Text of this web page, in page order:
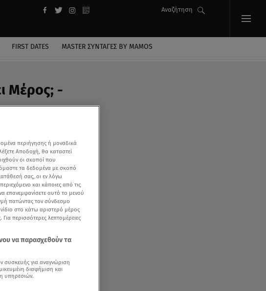
Αναζήτηση
FIRST DATES MASTER ΣΥΝΤΑΓΈΣ BY MAMOS
Μέρος; -
περιήγησης ή μοναδικά
Αποδοχή, θα καταστεί
οι σκοποί που
τα δεδομένα με σκοπό
σας, οι εν λόγω
και κάποιες από τις
επανεμφανίσετε αυτό το μενού
πατώντας τον σύνδεσμο
στο κάτω αριστερό μέρος
περισσότερες λεπτομέρειες
να παρασχεθούν τα
συσκευής για αναγνώριση
διαφήμιση και
υπηρεσιών.